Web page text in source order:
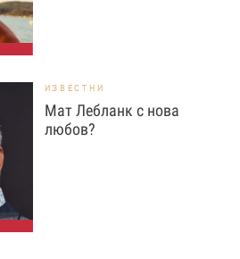
ИЗВЕСТНИ
Мат Лебланк с нова
любов?